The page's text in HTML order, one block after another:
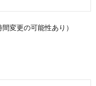
変更の可能性あり）